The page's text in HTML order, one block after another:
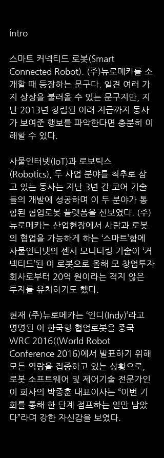
intro
스마트 커넥티드 로봇(Smart
Connected Robot). (주)뉴로메카를 소
개할 때 등장하는 문구다. 일견 여러 가
지 상상을 불러올 수 있는 문구지만, 지
난 2013년 창립된 이래 지금까지 동사
가 보여준 행보를 파악한다면 충분히 이
해할 수 있다.
사물인터넷(IoT)과 로보틱스
(Robotics), 두 사업 분야를 척추로 삼
고 있는 동사는 지난 3년 간 코어 기술
들의 개발에 성공하며 이 두 분야가 통
합된 협업로봇 플랫폼을 선보였다. (주)
뉴로메카는 산업현장에서 사람과 로봇
의 협업을 가능하게 하는 ‘스마트’함에
사물인터넷의 센서 모니터링 기술이 ‘커
넥티드’된 이 로봇으로 올해 모 창업투자
회사로부터 20억 원이라는 적지 않은
투자를 유치하기도 했다.
현재 (주)뉴로메카는 ‘인디(Indy)’라고
명명된 이 한국형 협업로봇을 중국
WRC 2016((World Robot
Conference 2016)에서 발표하기 위해
모든 역량을 집중하고 있는 상황으로,
로봇 소프트웨어 및 제어기술 전문가인
이 회사의 박종훈 대표이사는 “이번 기
회를 통해 한 단계 점프하는 일만 남았
다”라며 강한 자신감을 보였다.